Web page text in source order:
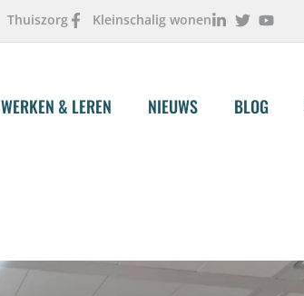
Thuiszorg Kleinschalig wonen
WERKEN & LEREN NIEUWS BLOG